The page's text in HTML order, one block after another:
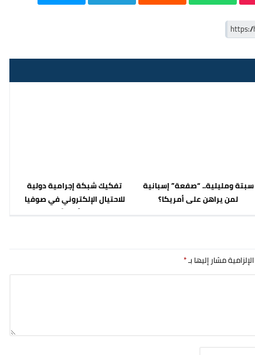
سبتة ومليلية.. “صفعة” إسبانية
لمن يراهن على أمريكا؟
تفكيك شبكة إجرامية دولية
للاحتيال الإلكتروني في صوفيا
استخدمت أرقاماً مغربية
مشار إليها بـ*